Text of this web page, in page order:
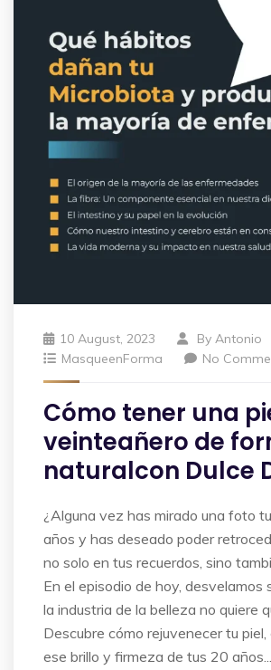
10 August, 2023 By Antonio
MasqueenForma
No
Cómo tener una
veinteañero de
naturalcon Dulce
¿Alguna vez has mirado una foto
años y has deseado poder
no solo en tus recuerdos, sino
En el episodio de hoy, desvelamos
la industria de la belleza no quiere
Descubre cómo rejuvenecer tu
ese brillo y firmeza de tus 20 años...